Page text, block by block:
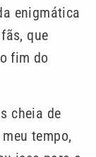
enigmática
que
fim do
cheia de
tempo,